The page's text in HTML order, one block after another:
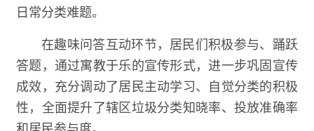
日常分类难题。
在趣味问答互动环节，居民们积极参与、踊跃
答题，通过寓教于乐的宣传形式，进一步巩固宣传
成效，充分调动了居民主动学习、自觉分类的积极
性，全面提升了辖区垃圾分类知晓率、投放准确率